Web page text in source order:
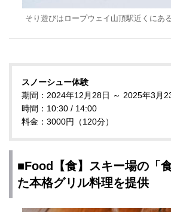
そり遊びはロープウェイ山頂駅近くにあ
スノーシュー体験
期間：2024年12月28日 ～ 2025年3月
時間：10:30 / 14:00
料金：3000円（120分）
■Food【食】スキー場の「
た本格グリル料理を提供